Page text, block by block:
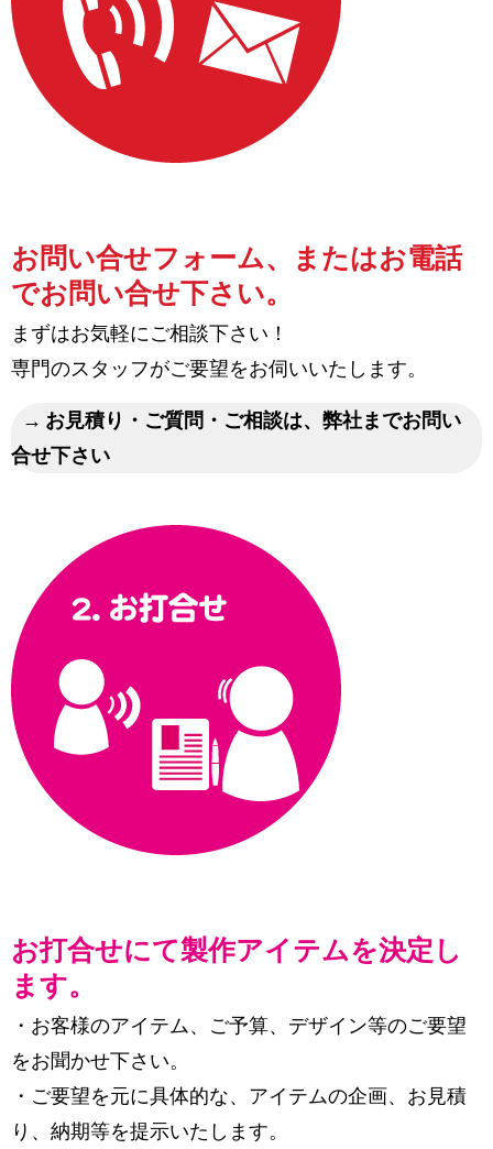
お問い合せフォーム、またはお電話
でお問い合せ下さい。
まずはお気軽にご相談下さい！
専門のスタッフがご要望をお伺いいたします。
お見積り・ご質問・ご相談は、弊社までお問い
合せ下さい
お打合せにて製作アイテムを決定し
ます。
・お客様のアイテム、ご予算、デザイン等のご要望
をお聞かせ下さい。
・ご要望を元に具体的な、アイテムの企画、お見積
り、納期等を提示いたします。